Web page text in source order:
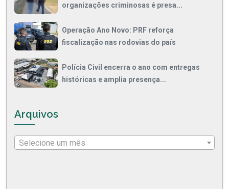
organizações criminosas é presa...
Operação Ano Novo: PRF reforça
fiscalização nas rodovias do país
Polícia Civil encerra o ano com entregas
históricas e amplia presença...
Arquivos
Selecione um mês